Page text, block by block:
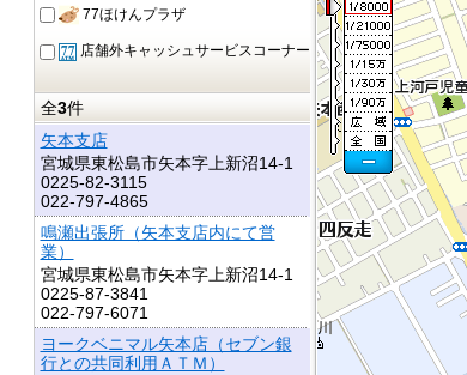
77ほけんプラザ
店舗外キャッシュサービスコーナー
全3件
矢本支店
宮城県東松島市矢本字上新沼14-1
0225-82-3115
022-797-4865
鳴瀬出張所（矢本支店内にて営
業）
宮城県東松島市矢本字上新沼14-1
0225-87-3841
022-797-6071
ヨークベニマル矢本店（セブン銀
行との共同利用ＡＴＭ）